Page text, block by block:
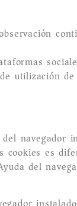
utilización
navegador
cookies es
del